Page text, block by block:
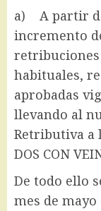
a) A partir
incremento
habituales,
aprobadas
llevando al
Retributiva a
DOS CON
De todo ello
mes de mayo